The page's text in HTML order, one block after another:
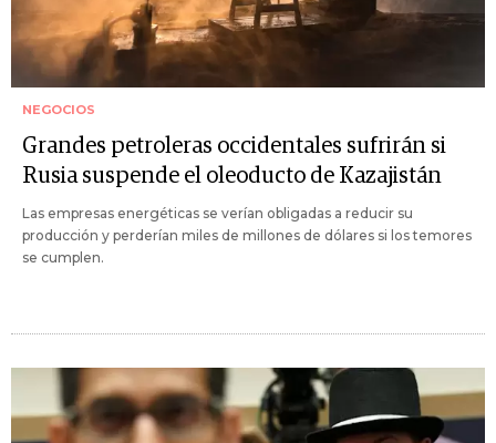
NEGOCIOS
Grandes petroleras occidentales sufrirán si
Rusia suspende el oleoducto de Kazajistán
Las empresas energéticas se verían obligadas a reducir su
producción y perderían miles de millones de dólares si los temores
se cumplen.